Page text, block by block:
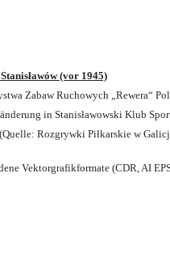
(vor 1945)
Zabaw Ruchowych „Rewera“
in Stanisławowski Klub
Rozgrywki Piłkarskie w
Vektorgrafikformate (CDR, AI